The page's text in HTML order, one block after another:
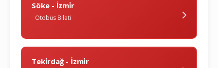
Söke - İzmi̇r
Otobüs Bileti
Teki̇rdağ - İzmi̇r